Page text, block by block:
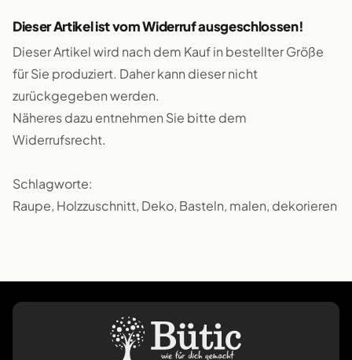
Dieser Artikel ist vom Widerruf ausgeschlossen!
Dieser Artikel wird nach dem Kauf in bestellter Größe
für Sie produziert. Daher kann dieser nicht
zurückgegeben werden.
Näheres dazu entnehmen Sie bitte dem
Widerrufsrecht.
Schlagworte:
Raupe, Holzzuschnitt, Deko, Basteln, malen, dekorieren